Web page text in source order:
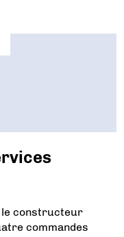
le constructeur
commandes